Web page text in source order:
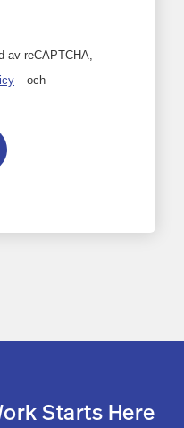
av reCAPTCHA,
och
Starts Here